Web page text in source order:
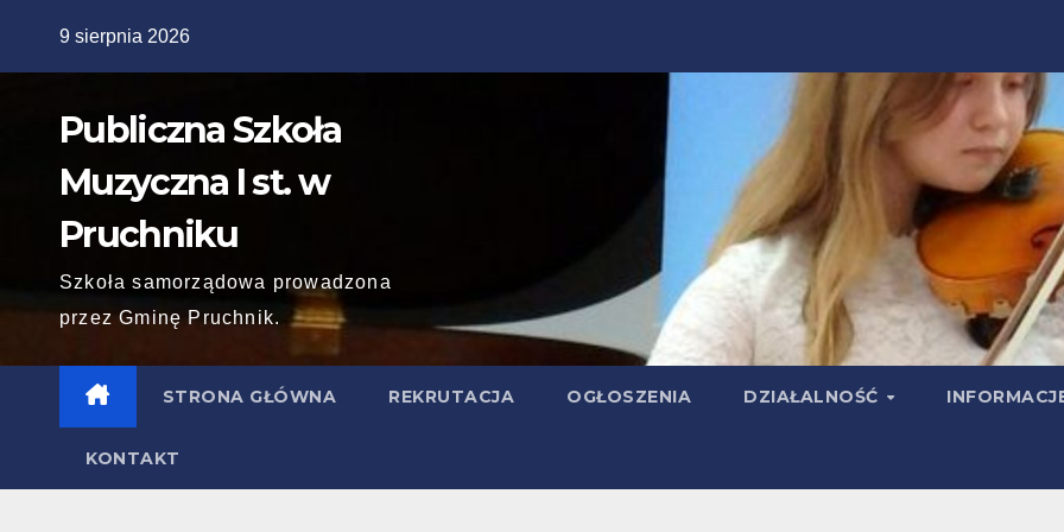
9 sierpnia 2026
Publiczna Szkoła
Muzyczna I st. w
Pruchniku
Szkoła samorządowa prowadzona
przez Gminę Pruchnik.
STRONA GŁÓWNA REKRUTACJA OGŁOSZENIA DZIAŁALNOŚĆ
KONTAKT